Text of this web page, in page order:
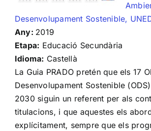
Desenvolupament Sostenible,
Any: 2019
Etapa: Educació Secundària
Idioma: Castellà
La Guia PRADO pretén que els 17
Desenvolupament Sostenible
2030 siguin un referent per als
titulacions, i que aquestes els
explícitament, sempre que els